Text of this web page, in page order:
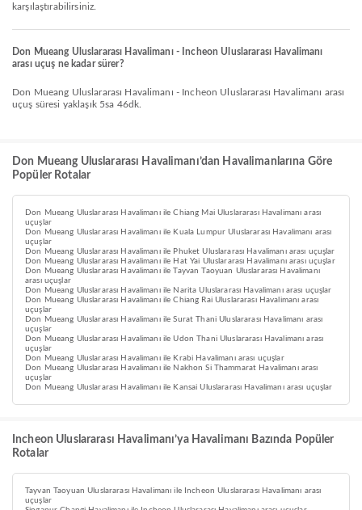
karşılaştırabilirsiniz.
Don Mueang Uluslararası Havalimanı - Incheon Uluslararası Havalimanı
arası uçuş ne kadar sürer?
Don Mueang Uluslararası Havalimanı - Incheon Uluslararası Havalimanı arası
uçuş süresi yaklaşık 5sa 46dk.
Don Mueang Uluslararası Havalimanı’dan Havalimanlarına Göre
Popüler Rotalar
Don Mueang Uluslararası Havalimanı ile Chiang Mai Uluslararası Havalimanı arası
uçuşlar
Don Mueang Uluslararası Havalimanı ile Kuala Lumpur Uluslararası Havalimanı arası
uçuşlar
Don Mueang Uluslararası Havalimanı ile Phuket Uluslararası Havalimanı arası uçuşlar
Don Mueang Uluslararası Havalimanı ile Hat Yai Uluslararası Havalimanı arası uçuşlar
Don Mueang Uluslararası Havalimanı ile Tayvan Taoyuan Uluslararası Havalimanı
arası uçuşlar
Don Mueang Uluslararası Havalimanı ile Narita Uluslararası Havalimanı arası uçuşlar
Don Mueang Uluslararası Havalimanı ile Chiang Rai Uluslararası Havalimanı arası
uçuşlar
Don Mueang Uluslararası Havalimanı ile Surat Thani Uluslararası Havalimanı arası
uçuşlar
Don Mueang Uluslararası Havalimanı ile Udon Thani Uluslararası Havalimanı arası
uçuşlar
Don Mueang Uluslararası Havalimanı ile Krabi Havalimanı arası uçuşlar
Don Mueang Uluslararası Havalimanı ile Nakhon Si Thammarat Havalimanı arası
uçuşlar
Don Mueang Uluslararası Havalimanı ile Kansai Uluslararası Havalimanı arası uçuşlar
Incheon Uluslararası Havalimanı’ya Havalimanı Bazında Popüler
Rotalar
Tayvan Taoyuan Uluslararası Havalimanı ile Incheon Uluslararası Havalimanı arası
uçuşlar